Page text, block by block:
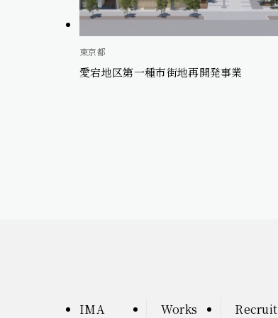
東京都
愛宕地区第一種市街地再開発事業
IMA Works Recruit